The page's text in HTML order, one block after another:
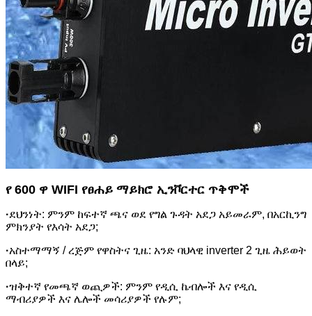
የ 600 ዋ WIFI የፀሐይ ማይክሮ ኢንቮርተር ጥቅሞች
·ደህንነት: ምንም ከፍተኛ ጫና ወደ የግል ጉዳት አደጋ አይመራም, በአርኪንግ
ምክንያት የእሳት አደጋ;
·አስተማማኝ / ረጅም የዋስትና ጊዜ: አንድ ባህላዊ inverter 2 ጊዜ ሕይወት
በላይ;
·ዝቅተኛ የመጫኛ ወጪዎች: ምንም የዲሲ ኬብሎች እና የዲሲ
ማብሪያዎች እና ሌሎች መሳሪያዎች የሉም;